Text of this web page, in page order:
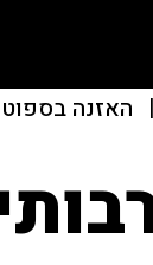
| האזנה